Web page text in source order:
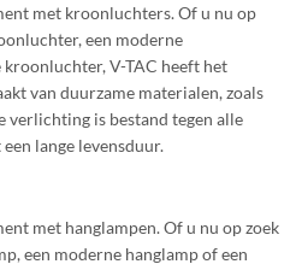
met kroonluchters. Of u nu op
een moderne
V-TAC heeft het
van duurzame materialen, zoals
is bestand tegen alle
lange levensduur.
met hanglampen. Of u nu op zoek
een moderne hanglamp of een